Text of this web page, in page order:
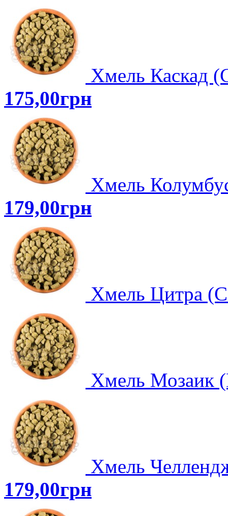
Хмель Каскад
175,00грн
Хмель
179,00грн
Хмель Цитра
Хмель Мозаик
Хмель
179,00грн